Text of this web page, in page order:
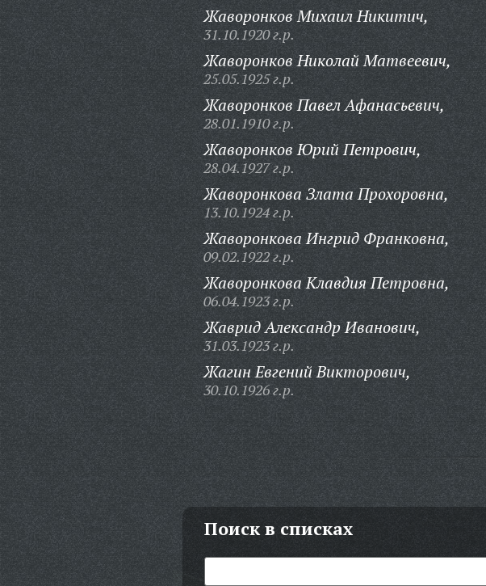
Жаворонков Михаил Никитич,
31.10.1920 г.р.
Жаворонков Николай Матвеевич,
25.05.1925 г.р.
Жаворонков Павел Афанасьевич,
28.01.1910 г.р.
Жаворонков Юрий Петрович,
28.04.1927 г.р.
Жаворонкова Злата Прохоровна,
13.10.1924 г.р.
Жаворонкова Ингрид Франковна,
09.02.1922 г.р.
Жаворонкова Клавдия Петровна,
06.04.1923 г.р.
Жаврид Александр Иванович,
31.03.1923 г.р.
Жагин Евгений Викторович,
30.10.1926 г.р.
Поиск в списках